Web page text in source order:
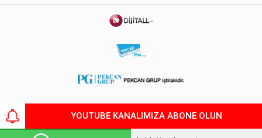
YOUTUBE KANALIMIZA ABONE OLUN
Copyright 2021 Pekcan